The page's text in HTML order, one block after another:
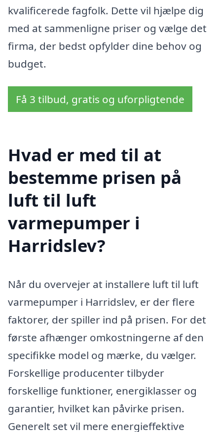
kvalificerede fagfolk. Dette vil hjælpe dig
med at sammenligne priser og vælge det
firma, der bedst opfylder dine behov og
budget.
Få 3 tilbud, gratis og uforpligtende
Hvad er med til at
bestemme prisen på
luft til luft
varmepumper i
Harridslev?
Når du overvejer at installere luft til luft
varmepumper i Harridslev, er der flere
faktorer, der spiller ind på prisen. For det
første afhænger omkostningerne af den
specifikke model og mærke, du vælger.
Forskellige producenter tilbyder
forskellige funktioner, energiklasser og
garantier, hvilket kan påvirke prisen.
Generelt set vil mere energieffektive